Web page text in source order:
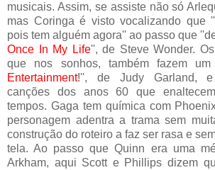
musicais. Assim, se assiste não só
mas Coringa é visto vocalizando que
pois tem alguém agora'' ao passo que
Once In My Life'', de Steve Wonder.
que nos sonhos, também fazem
Entertainment!'', de Judy Garland, e
canções dos anos 60 que
tempos. Gaga tem química com
personagem adentra a trama sem
construção do roteiro a faz ser rasa e
tela. Ao passo que Quinn era uma
Arkham, aqui Scott e Phillips dizem